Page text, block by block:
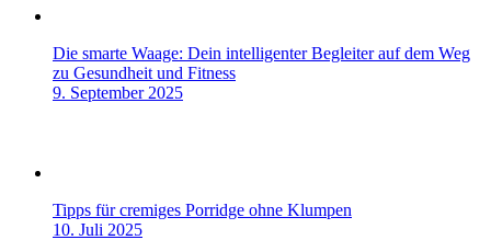
Die smarte Waage: Dein intelligenter Begleiter auf dem Weg
zu Gesundheit und Fitness
9. September 2025
Tipps für cremiges Porridge ohne Klumpen
10. Juli 2025